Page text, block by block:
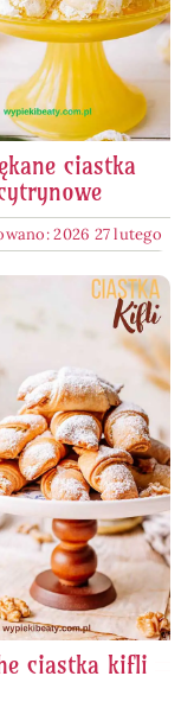
ciastka
2026 27 lutego
ciastka kifli